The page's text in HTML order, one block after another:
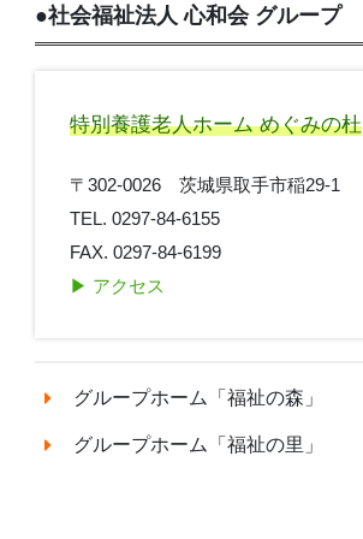
●社会福祉法人 心和会 グループ
特別養護老人ホーム めぐみの杜
〒302-0026 茨城県取手市稲29-1
TEL. 0297-84-6155
FAX. 0297-84-6199
▶︎ アクセス
グループホーム「福祉の森」
グループホーム「福祉の里」